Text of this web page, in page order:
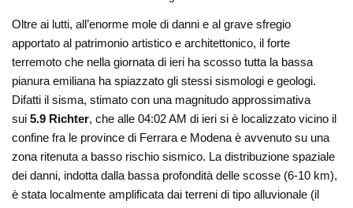
Oltre ai lutti, all’enorme mole di danni e al grave sfregio
apportato al patrimonio artistico e architettonico, il forte
terremoto che nella giornata di ieri ha scosso tutta la bassa
pianura emiliana ha spiazzato gli stessi sismologi e geologi.
Difatti il sisma, stimato con una magnitudo approssimativa
sui5.9 Richter, che alle 04:02 AM di ieri si è localizzato vicino il
confine fra le province di Ferrara e Modena è avvenuto su una
zona ritenuta a basso rischio sismico. La distribuzione spaziale
dei danni, indotta dalla bassa profondità delle scosse (6-10 km),
è stata localmente amplificata dai terreni di tipo alluvionale (il